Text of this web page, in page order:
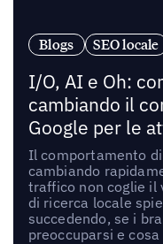
Blogs SEO locale
I/O, AI e Oh:
cambiando il
Google per le
Il comportamento
cambiando
traffico non coglie il
di ricerca locale
succedendo, se i
preoccuparsi e